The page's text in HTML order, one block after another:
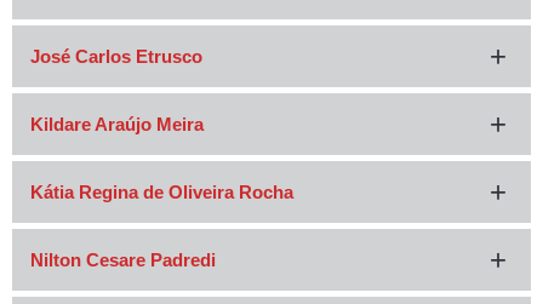
José Carlos Etrusco
Kildare Araújo Meira
Kátia Regina de Oliveira Rocha
Nilton Cesare Padredi